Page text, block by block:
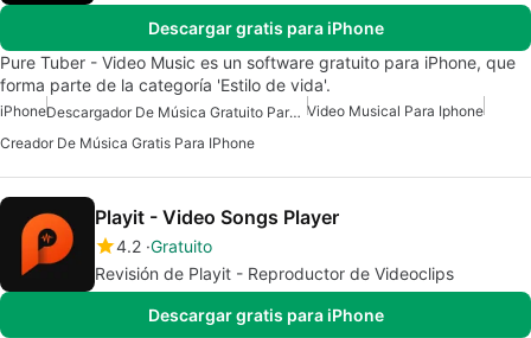
Descargar gratis para iPhone
Pure Tuber - Video Music es un software gratuito para iPhone, que
forma parte de la categoría 'Estilo de vida'.
iPhone Descargador De Música Gratuito Para IPhone Video Musical Para Iphone
Creador De Música Gratis Para IPhone
Playit - Video Songs Player
4.2 Gratuito
Revisión de Playit - Reproductor de Videoclips
Descargar gratis para iPhone